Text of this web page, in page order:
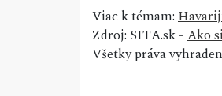
Viac k témam:
Zdroj: SITA.sk -Ako
Všetky práva